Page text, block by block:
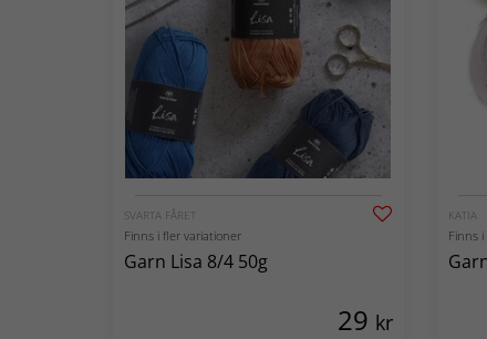
SVARTA FÅRET
Finns i fler variationer
Garn Lisa 8/4 50g
29 kr
KATIA
Finns